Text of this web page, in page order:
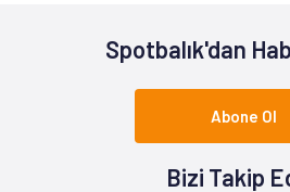
Spotbalık'dan
Abone Ol
Bizi Takip